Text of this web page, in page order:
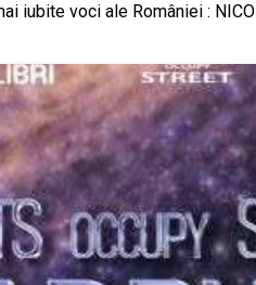
iubite voci ale României : NICO